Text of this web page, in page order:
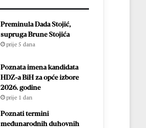
Preminula Dada Stojić,
supruga Brune Stojića
prije 5 dana
Poznata imena kandidata
HDZ-a BiH za opće izbore
2026. godine
prije 1 dan
Poznati termini
međunarodnih duhovnih